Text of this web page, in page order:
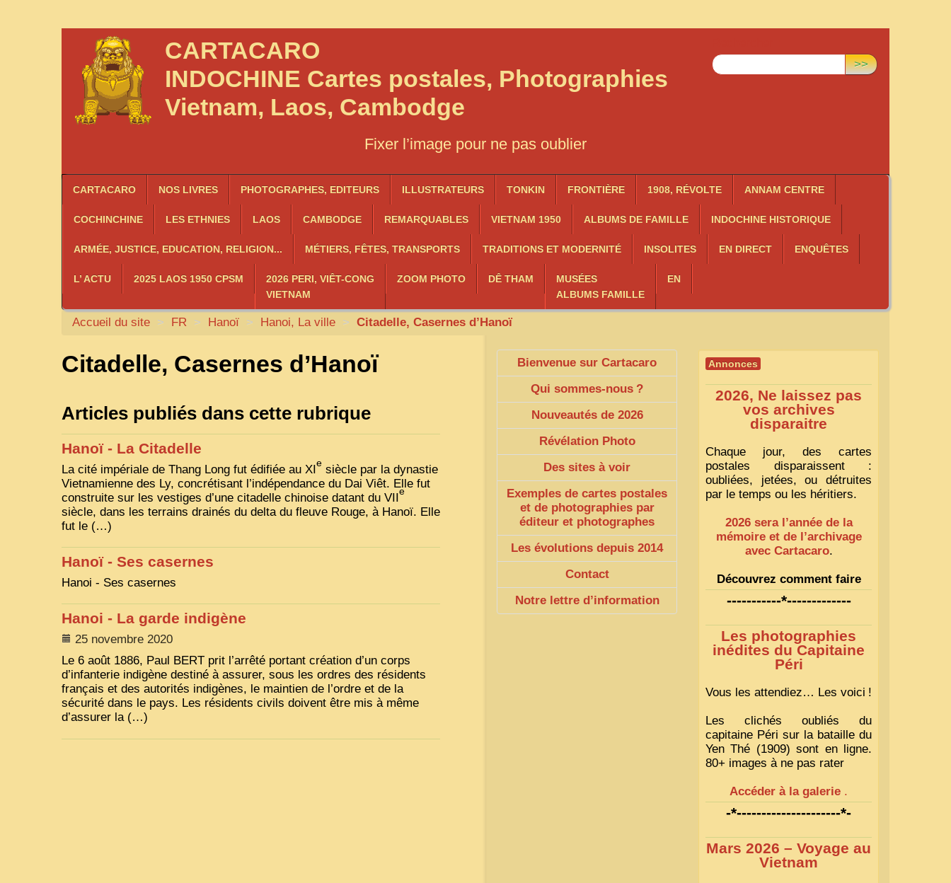
CARTACARO
INDOCHINE Cartes postales, Photographies
Vietnam, Laos, Cambodge
Fixer l’image pour ne pas oublier
>>
CARTACARO NOS LIVRES PHOTOGRAPHES, EDITEURS ILLUSTRATEURS TONKIN FRONTIÈRE 1908, RÉVOLTE ANNAM CENTRE
COCHINCHINE LES ETHNIES LAOS CAMBODGE REMARQUABLES VIETNAM 1950 ALBUMS DE FAMILLE INDOCHINE HISTORIQUE
ARMÉE, JUSTICE, EDUCATION, RELIGION... MÉTIERS, FÊTES, TRANSPORTS TRADITIONS ET MODERNITÉ INSOLITES EN DIRECT ENQUÊTES
L’ ACTU 2025 LAOS 1950 CPSM
2026 PERI, VIÊT-CONG
VIETNAM
ZOOM PHOTO DÊ THAM
MUSÉES
ALBUMS FAMILLE
EN
Accueil du site > FR > Hanoï > Hanoi, La ville > Citadelle, Casernes d’Hanoï
Citadelle, Casernes d’Hanoï
Articles publiés dans cette rubrique
Hanoï - La Citadelle
La cité impériale de Thang Long fut édifiée au XIe siècle par la dynastie
Vietnamienne des Ly, concrétisant l’indépendance du Dai Viêt. Elle fut
construite sur les vestiges d’une citadelle chinoise datant du VIIe
siècle, dans les terrains drainés du delta du fleuve Rouge, à Hanoï. Elle
fut le (…)
Hanoï - Ses casernes
Hanoi - Ses casernes
Hanoi - La garde indigène
25 novembre 2020
Le 6 août 1886, Paul BERT prit l’arrêté portant création d’un corps
d’infanterie indigène destiné à assurer, sous les ordres des résidents
français et des autorités indigènes, le maintien de l’ordre et de la
sécurité dans le pays. Les résidents civils doivent être mis à même
d’assurer la (…)
Bienvenue sur Cartacaro
Qui sommes-nous ?
Nouveautés de 2026
Révélation Photo
Des sites à voir
Exemples de cartes postales
et de photographies par
éditeur et photographes
Les évolutions depuis 2014
Contact
Notre lettre d’information
Annonces
2026, Ne laissez pas
vos archives
disparaitre
Chaque jour, des cartes
postales disparaissent :
oubliées, jetées, ou détruites
par le temps ou les héritiers.
2026 sera l’année de la
mémoire et de l’archivage
avec Cartacaro.
Découvrez comment faire
1
-----------*-------------
Les photographies
inédites du Capitaine
Péri
Vous les attendiez… Les voici !
Les clichés oubliés du
capitaine Péri sur la bataille du
Yen Thé (1909) sont en ligne.
80+ images à ne pas rater
Accéder à la galerie .
-*---------------------*-
Mars 2026 – Voyage au
Vietnam